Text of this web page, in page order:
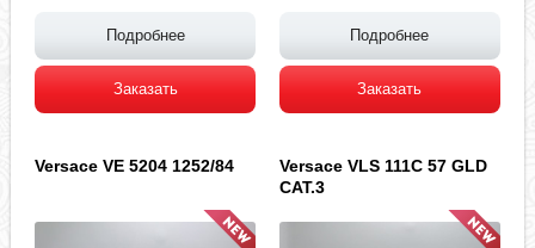
Подробнее
Заказать
Подробнее
Заказать
Versace VE 5204 1252/84
Versace VLS 111C 57 GLD
CAT.3